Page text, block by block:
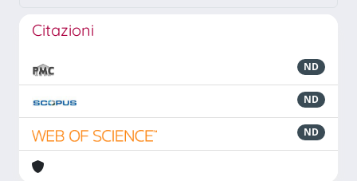
Citazioni
ND
ND
ND